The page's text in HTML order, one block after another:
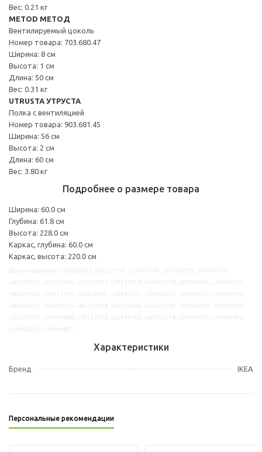
Вес: 0.21 кг
METOD МЕТОД
Вентилируемый цоколь
Номер товара: 703.680.47
Ширина: 8 см
Высота: 1 см
Длина: 50 см
Вес: 0.31 кг
UTRUSTA УТРУСТА
Полка с вентиляцией
Номер товара: 903.681.45
Ширина: 56 см
Высота: 2 см
Длина: 60 см
Вес: 3.80 кг
Подробнее о размере товара
Ширина: 60.0 см
Глубина: 61.8 см
Высота: 228.0 см
Каркас, глубина: 60.0 см
Каркас, высота: 220.0 см
Характеристики
Бренд IKEA
Персональные рекомендации